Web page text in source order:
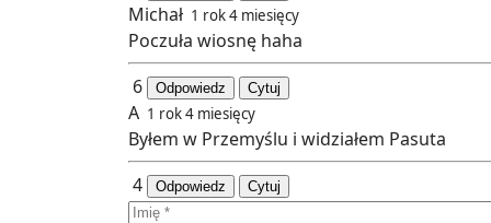
Michał 1 rok 4 miesięcy
Poczuła wiosnę haha
6
Odpowiedz Cytuj
A 1 rok 4 miesięcy
Byłem w Przemyślu i widziałem Pasuta
4
Odpowiedz Cytuj